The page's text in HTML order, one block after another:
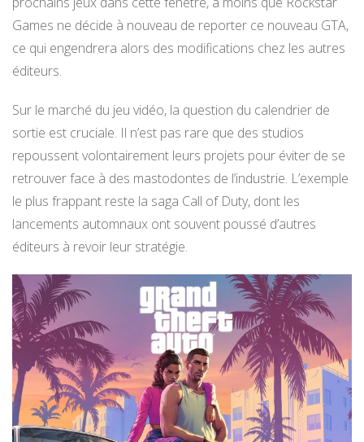
Games ne décide à nouveau de reporter ce nouveau GTA,
ce qui engendrera alors des modifications chez les autres
éditeurs.
Sur le marché du jeu vidéo, la question du calendrier de
sortie est cruciale. Il n’est pas rare que des studios
repoussent volontairement leurs projets pour éviter de se
retrouver face à des mastodontes de l’industrie. L’exemple
le plus frappant reste la saga Call of Duty, dont les
lancements automnaux ont souvent poussé d’autres
éditeurs à revoir leur stratégie.